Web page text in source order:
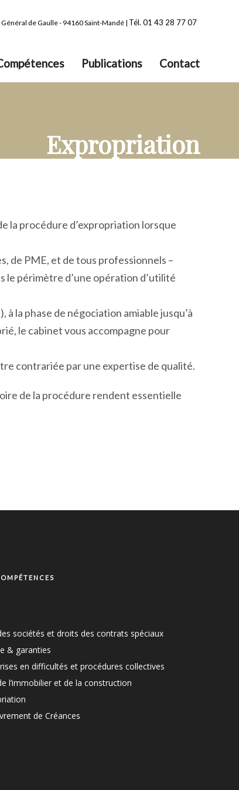
de Gaulle - 94160 Saint-Mandé | Tél. 01 43 28 77 07
Publications Contact
Expropriation
la procédure d’expropriation lorsque
de PME, et de tous professionnels –
le périmètre d’une opération d’utilité
la phase de négociation amiable jusqu’à
le cabinet vous accompagne pour
contrariée par une expertise de qualité.
de la procédure rendent essentielle
sociétés et droits des contrats spéciaux
& garanties
en difficultés et procédures collectives
l’immobilier et de la construction
de Créances